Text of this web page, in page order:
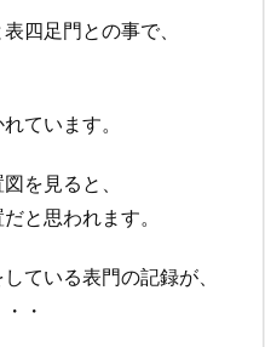
四足門との事で、
ています。
を見ると、
と思われます。
ている表門の記録が、
・